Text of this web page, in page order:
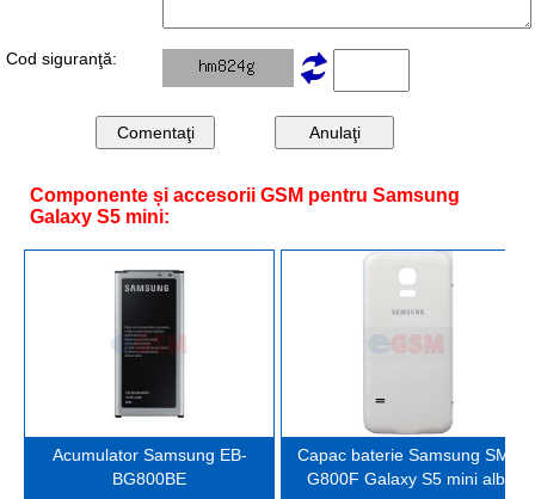
Cod siguranţă:
Componente și accesorii GSM pentru Samsung
Galaxy S5 mini:
Acumulator Samsung EB-
BG800BE
Capac baterie Samsung SM-
G800F Galaxy S5 mini alb